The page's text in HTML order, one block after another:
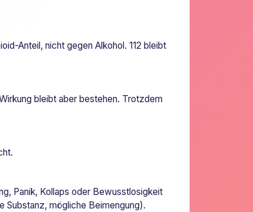
Anteil, nicht gegen Alkohol. 112 bleibt
bleibt aber bestehen. Trotzdem
Panik, Kollaps oder Bewusstlosigkeit
Substanz, mögliche Beimengung).